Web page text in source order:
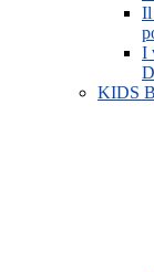
Il
I
KIDS